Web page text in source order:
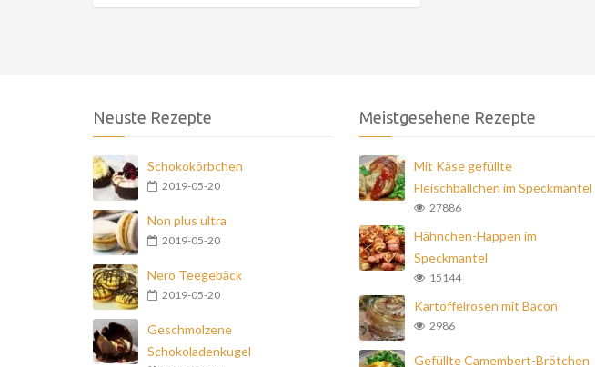
Neuste Rezepte
Schokokörbchen
2019-05-20
Non plus ultra
2019-05-20
Nero Teegebäck
2019-05-20
Geschmolzene
Schokoladenkugel
Meistgesehene Rezepte
Mit Käse gefüllte
Fleischbällchen im Speckmantel
27886
Hähnchen-Happen im
Speckmantel
15144
Kartoffelrosen mit Bacon
2986
Gefüllte Camembert-Brötchen